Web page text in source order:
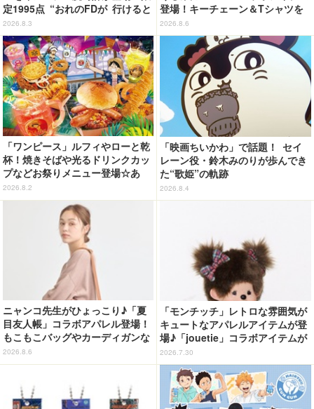
定1995点 “おれのFDが 行けると
教えてくれてる…!!”
2026.8.3
登場！キーチェーン＆Tシャツを
展開
2026.8.6
「ワンピース」ルフィやローと乾
杯！焼きそばや光るドリンクカッ
プなどお祭りメニュー登場☆あ
の“麦わら帽子”もグッズ化!? 【U
SJ「ワンピース・プレミア・サマ
ー」が開幕】
2026.8.2
「映画ちいかわ」で話題！ セイ
レーン役・鈴木みのりが歩んでき
た“歌姫”の軌跡
2026.8.4
ニャンコ先生がひょっこり♪「夏
目友人帳」コラボアパレル登場！
もこもこバッグやカーディガンな
ど全8型
2026.8.6
「モンチッチ」レトロな雰囲気が
キュートなアパレルアイテムが登
場♪「jouetie」コラボアイテムが
7月31日より順次抽選受付開始
2026.7.30